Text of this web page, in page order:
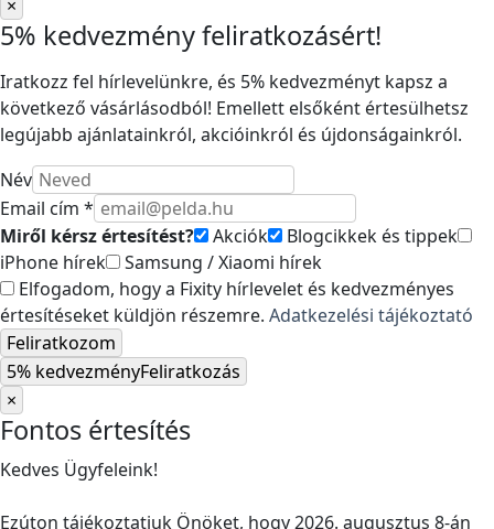
×
5% kedvezmény feliratkozásért!
Iratkozz fel hírlevelünkre, és 5% kedvezményt kapsz a
következő vásárlásodból! Emellett elsőként értesülhetsz
legújabb ajánlatainkról, akcióinkról és újdonságainkról.
Név
Email cím *
Miről kérsz értesítést?
Akciók
Blogcikkek és tippek
iPhone hírek
Samsung / Xiaomi hírek
Elfogadom, hogy a Fixity hírlevelet és kedvezményes
értesítéseket küldjön részemre. Adatkezelési tájékoztató
Feliratkozom
5% kedvezményFeliratkozás
×
Fontos értesítés
Kedves Ügyfeleink!
Ezúton tájékoztatjuk Önöket, hogy 2026. augusztus 8-án